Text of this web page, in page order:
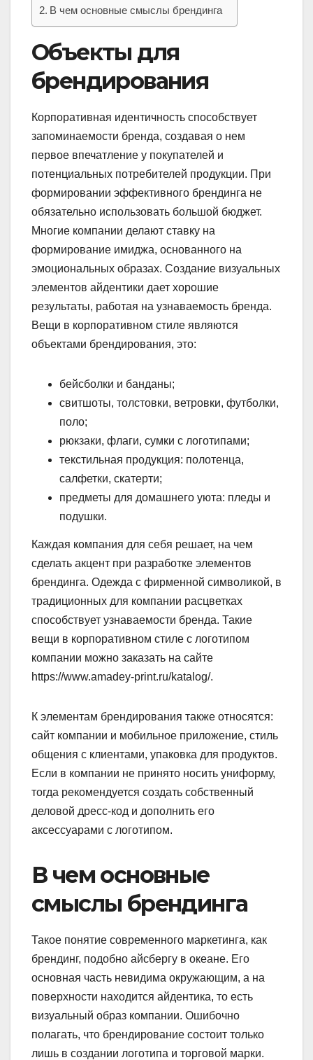
В чем основные смыслы брендинга
Объекты для
брендирования
Корпоративная идентичность способствует
запоминаемости бренда, создавая о нем
первое впечатление у покупателей и
потенциальных потребителей продукции. При
формировании эффективного брендинга не
обязательно использовать большой бюджет.
Многие компании делают ставку на
формирование имиджа, основанного на
эмоциональных образах. Создание визуальных
элементов айдентики дает хорошие
результаты, работая на узнаваемость бренда.
Вещи в корпоративном стиле являются
объектами брендирования, это:
бейсболки и банданы;
свитшоты, толстовки, ветровки, футболки,
поло;
рюкзаки, флаги, сумки с логотипами;
текстильная продукция: полотенца,
салфетки, скатерти;
предметы для домашнего уюта: пледы и
подушки.
Каждая компания для себя решает, на чем
сделать акцент при разработке элементов
брендинга. Одежда с фирменной символикой, в
традиционных для компании расцветках
способствует узнаваемости бренда. Такие
вещи в корпоративном стиле с логотипом
компании можно заказать на сайте
https://www.amadey-print.ru/katalog/.
К элементам брендирования также относятся:
сайт компании и мобильное приложение, стиль
общения с клиентами, упаковка для продуктов.
Если в компании не принято носить униформу,
тогда рекомендуется создать собственный
деловой дресс-код и дополнить его
аксессуарами с логотипом.
В чем основные
смыслы брендинга
Такое понятие современного маркетинга, как
брендинг, подобно айсбергу в океане. Его
основная часть невидима окружающим, а на
поверхности находится айдентика, то есть
визуальный образ компании. Ошибочно
полагать, что брендирование состоит только
лишь в создании логотипа и торговой марки.